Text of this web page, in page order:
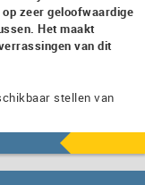
zeer geloofwaardige
Het maakt
van dit
stellen van